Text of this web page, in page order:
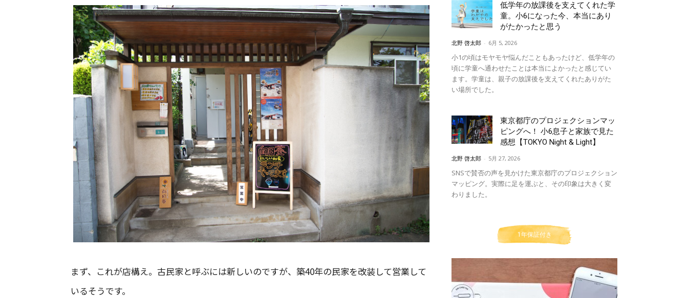
まず、これが店構え。古民家と呼ぶには新しいのですが、築40年の民家を改装して営業して
いるそうです。
低学年の放課後を支えてくれた学
童。小6になった今、本当にあり
がたかったと思う
北野 啓太郎 - 6月 5, 2026
小1の頃はモヤモヤ悩んだこともあったけど、低学年の
頃に学童へ通わせたことは本当によかったと感じてい
ます。学童は、親子の放課後を支えてくれたありがた
い場所でした。
東京都庁のプロジェクションマッ
ピングへ！ 小6息子と家族で見た
感想【TOKYO Night & Light】
北野 啓太郎 - 5月 27, 2026
SNSで賛否の声を見かけた東京都庁のプロジェクション
マッピング。実際に足を運ぶと、その印象は大きく変
わりました。
1年保証付き